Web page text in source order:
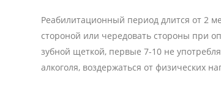
Реабилитационный период длится от 2
стороной или чередовать стороны при
зубной щеткой, первые 7-10 не
алкоголя, воздержаться от физических